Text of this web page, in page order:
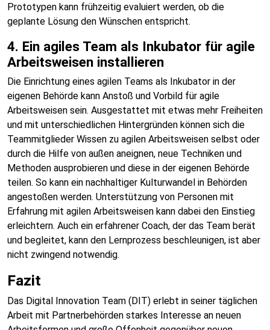
Prototypen kann frühzeitig evaluiert werden, ob die
geplante Lösung den Wünschen entspricht.
4. Ein agiles Team als Inkubator für agile
Arbeitsweisen installieren
Die Einrichtung eines agilen Teams als Inkubator in der
eigenen Behörde kann Anstoß und Vorbild für agile
Arbeitsweisen sein. Ausgestattet mit etwas mehr Freiheiten
und mit unterschiedlichen Hintergründen können sich die
Teammitglieder Wissen zu agilen Arbeitsweisen selbst oder
durch die Hilfe von außen aneignen, neue Techniken und
Methoden ausprobieren und diese in der eigenen Behörde
teilen. So kann ein nachhaltiger Kulturwandel in Behörden
angestoßen werden. Unterstützung von Personen mit
Erfahrung mit agilen Arbeitsweisen kann dabei den Einstieg
erleichtern. Auch ein erfahrener Coach, der das Team berät
und begleitet, kann den Lernprozess beschleunigen, ist aber
nicht zwingend notwendig.
Fazit
Das Digital Innovation Team (DIT) erlebt in seiner täglichen
Arbeit mit Partnerbehörden starkes Interesse an neuen